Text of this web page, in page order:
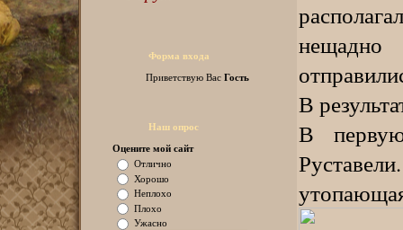
Форма входа
Приветствую Вас Гость
Наш опрос
Оцените мой сайт
Отлично
Хорошо
Неплохо
Плохо
Ужасно
В
В